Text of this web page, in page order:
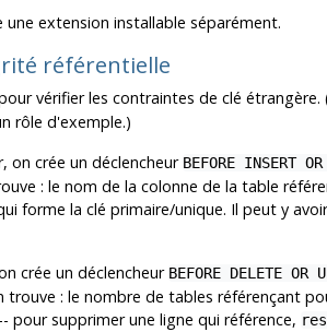
extension installable séparément.
référentielle
vérifier les contraintes de clé
rôle d'exemple.)
on crée un déclencheur BEFORE INSERT OR
: le nom de la colonne de la table
forme la clé primaire/unique. Il peut y
crée un déclencheur BEFORE DELETE OR
: le nombre de tables référençant
-- pour supprimer une ligne qui référence,